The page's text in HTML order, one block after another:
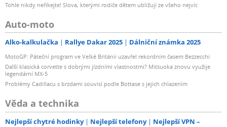
Tohle nikdy neříkejte! Slova, kterými rodiče dětem ubližují ze všeho nejvíc
Auto-moto
Alko-kalkulačka Rallye Dakar 2025 Dálniční známka 2025
MotoGP: Páteční program ve Velké Británii uzavřel rekordním časem Bezzecchi
Další klasická corvette s dobrými jízdními vlastnostmi? Mitsuoka znovu využije
legendární MX-5
Problémy Cadillacu s brzdami souvisí podle Bottase s jejich chlazením
Věda a technika
Nejlepší chytré hodinky Nejlepší telefony
Nejlepší VPN –